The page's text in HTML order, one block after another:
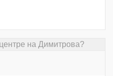
на Димитрова?